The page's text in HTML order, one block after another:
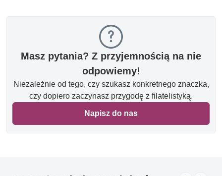
Masz pytania? Z przyjemnością na nie
odpowiemy!
Niezależnie od tego, czy szukasz konkretnego znaczka,
czy dopiero zaczynasz przygodę z filatelistyką.
Napisz do nas